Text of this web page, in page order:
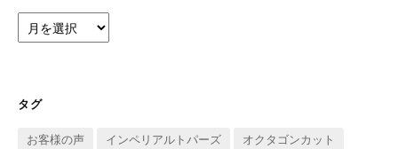
ー
ブ
タグ
お客様の声 インペリアルトパーズ
オクタゴンカット